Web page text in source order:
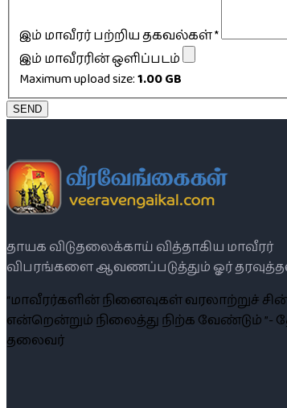
இம் மாவீரர் பற்றிய தகவல்கள்*
இம் மாவீரரின் ஒளிப்படம்
Maximum upload size:1.00 GB
SEND
தாயக விடுதலைக்காய் வித்தாகிய மாவீரர்
விபரங்களை ஆவணப்படுத்தும் ஓர்
“மாவீரர்களின் நினைவுகள் வரலாற்றுச்
என்றென்றும் நிலைத்து நிற்க வேண்டும் ”-
தலைவர்